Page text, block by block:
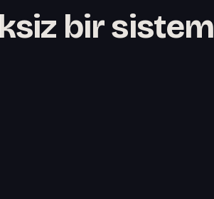
bir sistem